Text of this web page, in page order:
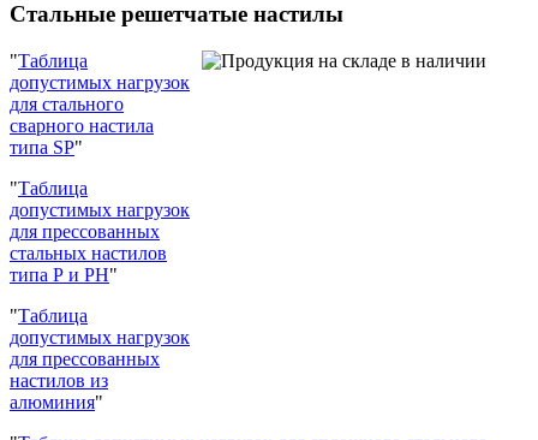
Стальные решетчатые настилы
"Таблица
допустимых нагрузок
для стального
сварного настила
типа SP"
"Таблица
допустимых нагрузок
для прессованных
стальных настилов
типа Р и РН"
"Таблица
допустимых нагрузок
для прессованных
настилов из
алюминия"